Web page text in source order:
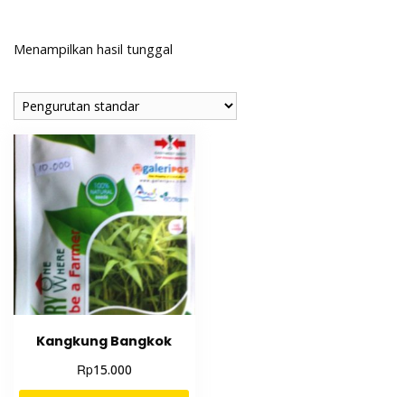
Menampilkan hasil tunggal
Kangkung Bangkok
Rp15.000